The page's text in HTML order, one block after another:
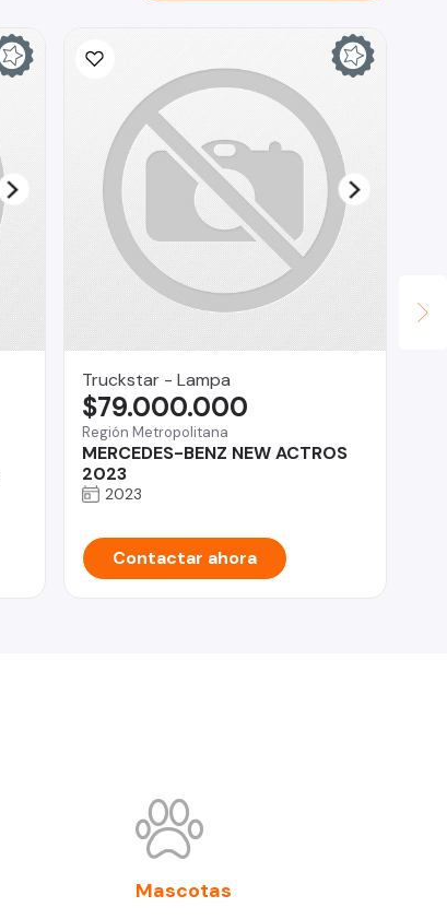
Truckstar - Lampa
Región Metropolitana
MERCEDES-BENZ NEW ACTROS
2023
$79.000.000
2023
Contactar ahora
Mascotas